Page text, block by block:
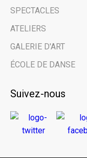
SPECTACLES
ATELIERS
GALERIE D'ART
ÉCOLE DE DANSE
Suivez-nous
Prénom | First
Nom de
organization